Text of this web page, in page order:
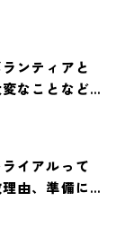
・保護猫白書
ンティアと
なことなど紹
イアルって
由、準備に必